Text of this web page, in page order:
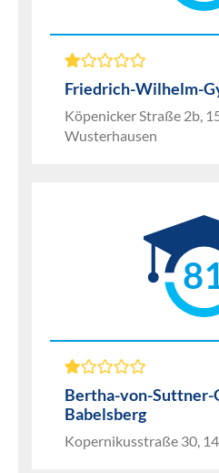
Friedrich-Wilhelm-
Köpenicker Straße 2b,
Wusterhausen
Bertha-von-Suttner-
Babelsberg
Kopernikusstraße 30,